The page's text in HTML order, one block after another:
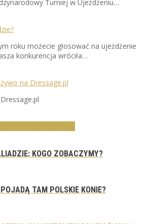
Turniej w Ujeżdżeniu…
roku możecie głosować na ujeżdżenie
konkurencja wróciła…
na Dressage.pl
KOGO ZOBACZYMY?
TAM POLSKIE KONIE?